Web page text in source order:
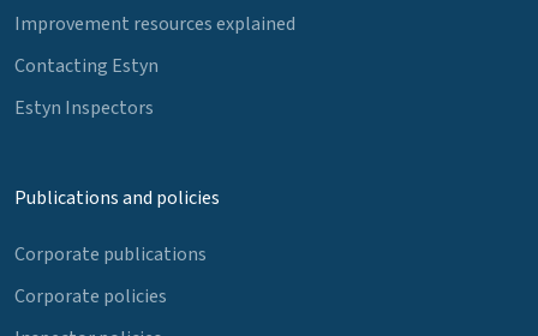
Improvement resources explained
Contacting Estyn
Estyn Inspectors
Publications and policies
Corporate publications
Corporate policies